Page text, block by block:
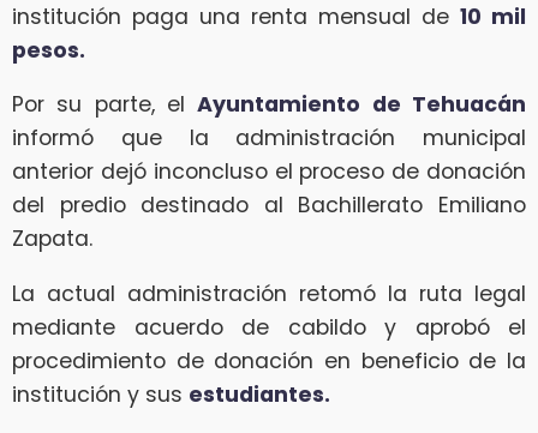
institución paga una renta mensual de 10 mil
pesos.
Por su parte, elAyuntamiento de Tehuacán
informó que la administración municipal
anterior dejó inconcluso el proceso de donación
del predio destinado al Bachillerato Emiliano
Zapata.
La actual administración retomó la ruta legal
mediante acuerdo de cabildo y aprobó el
procedimiento de donación en beneficio de la
institución y sus estudiantes.